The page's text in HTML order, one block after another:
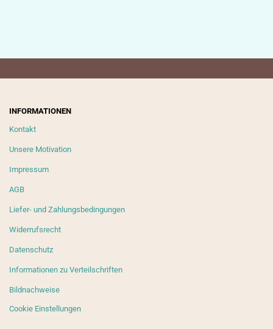
INFORMATIONEN
Kontakt
Unsere Motivation
Impressum
AGB
Liefer- und Zahlungsbedingungen
Widerrufsrecht
Datenschutz
Informationen zu Verteilschriften
Bildnachweise
Cookie Einstellungen